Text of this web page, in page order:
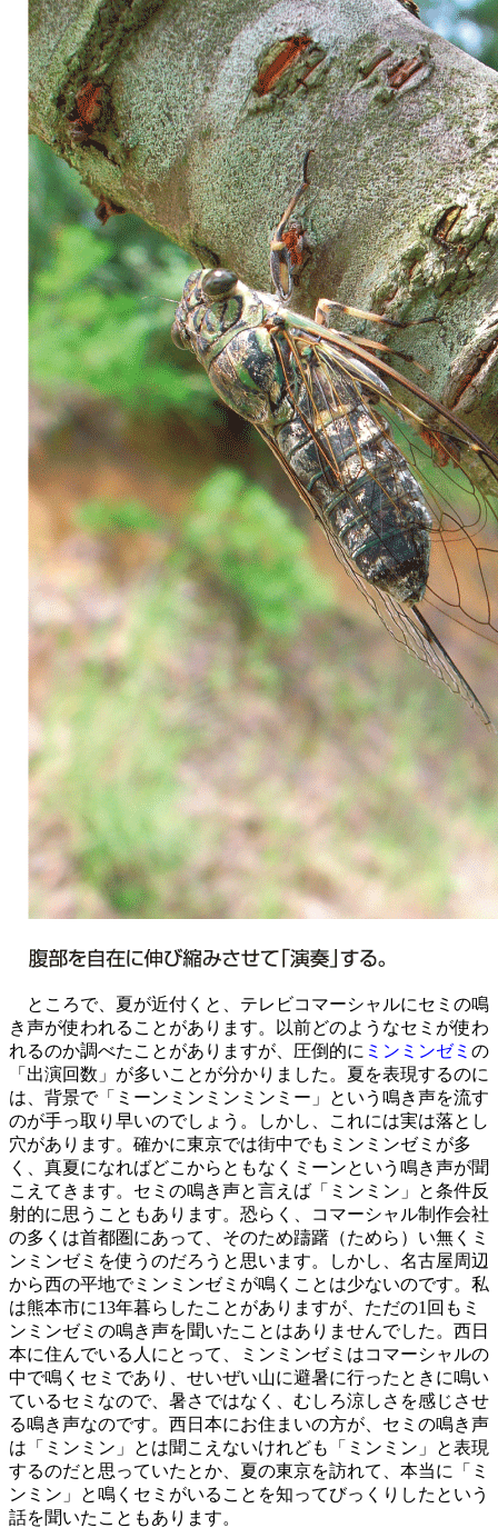
ところで、夏が近付くと、テレビコマーシャルにセミの鳴
き声が使われることがあります。以前どのようなセミが使わ
れるのか調べたことがありますが、圧倒的に ミンミンゼミ の
「出演回数」が多いことが分かりました。夏を表現するのに
は、背景で「ミーンミンミンミンミー」という鳴き声を流す
のが手っ取り早いのでしょう。しかし、これには実は落とし
穴があります。確かに東京では街中でもミンミンゼミが多
く、真夏になればどこからともなくミーンという鳴き声が聞
こえてきます。セミの鳴き声と言えば「ミンミン」と条件反
射的に思うこともあります。恐らく、コマーシャル制作会社
の多くは首都圏にあって、そのため躊躇（ためら）い無くミ
ンミンゼミを使うのだろうと思います。しかし、名古屋周辺
から西の平地でミンミンゼミが鳴くことは少ないのです。私
は熊本市に13年暮らしたことがありますが、ただの1回もミ
ンミンゼミの鳴き声を聞いたことはありませんでした。西日
本に住んでいる人にとって、ミンミンゼミはコマーシャルの
中で鳴くセミであり、せいぜい山に避暑に行ったときに鳴い
ているセミなので、暑さではなく、むしろ涼しさを感じさせ
る鳴き声なのです。西日本にお住まいの方が、セミの鳴き声
は「ミンミン」とは聞こえないけれども「ミンミン」と表現
するのだと思っていたとか、夏の東京を訪れて、本当に「ミ
ンミン」と鳴くセミがいることを知ってびっくりしたという
話を聞いたこともあります。